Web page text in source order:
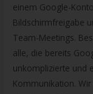
einem Google-
Bildschirmfreigabe
Team-Meetings.
alle, die bereits
unkomplizierte und
Kommunikation.